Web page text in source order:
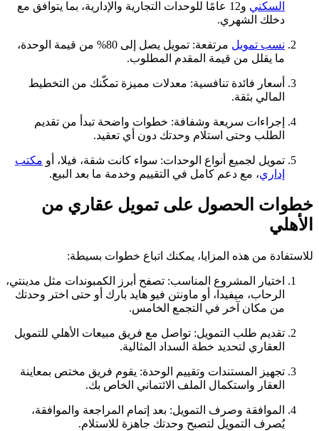
السكني
و12 عامًا للوحدات التجارية والإدارية، بما يتوافق مع
دخلك الشهري.
نسب تمويل
مرتفعة: تمويل يصل إلى 80% من قيمة الوحدة،
ما يقلل من قيمة المقدم المطلوب.
أسعار فائدة تنافسية: معدلات مميزة تمكّنك من التخطيط
المالي بثقة.
إجراءات سريعة وشفافة: خطوات واضحة تبدأ من تقديم
الطلب وحتى استلام وحدتك دون أي تعقيد.
تمويل لجميع أنواع الوحدات: سواء كانت شقة، فيلا، أو مكتب
إداري، مع دعم كامل في التقييم وخدمة ما بعد البيع.
خطوات الحصول على تمويل عقاري من
الأهلي
للاستفادة من هذه المزايا، يمكنك اتباع خطوات بسيطة:
اختيار المشروع المناسب: تصفح أبرز الكمبوندات مثل مدينتي،
الرحاب، ميفيدا، أو ماونتن فيو هايد بارك أو حتى اختر وحدتك
من مكان آخر في التجمع الخامس.
تقديم طلب التمويل: تواصل مع فريق مبيعات الأهلي للتمويل
العقاري لتحديد خطة السداد المثالية.
تجهيز المستندات وتقييم الوحدة: يقوم فريق مختص بمعاينة
العقار واستكمال الملف الائتماني الخاص بك.
الموافقة وصرف التمويل: بعد إتمام المراجعة والموافقة،
يُصرف التمويل لتصبح وحدتك جاهزة للاستلام.